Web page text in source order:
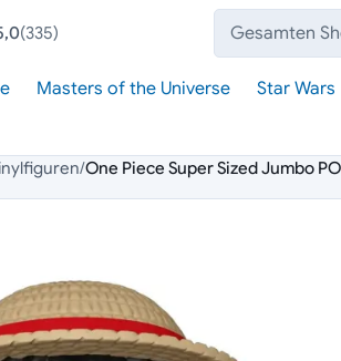
(335)
Suche:
Masters of the Universe Star Wars
/One Piece Super Sized Jumbo